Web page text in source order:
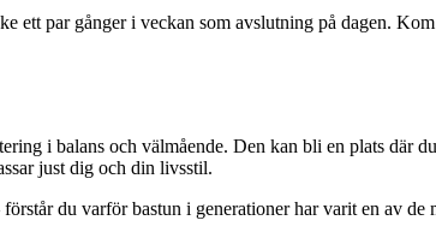
ett par gånger i veckan som avslutning på dagen.
i balans och välmående. Den kan bli en plats där
just dig och din livsstil.
du varför bastun i generationer har varit en av